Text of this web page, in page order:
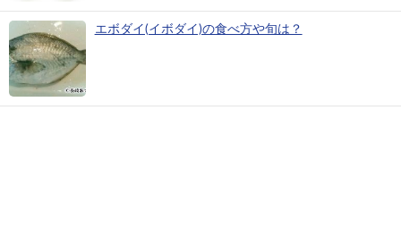
エボダイ(イボダイ)の食べ方や旬は？